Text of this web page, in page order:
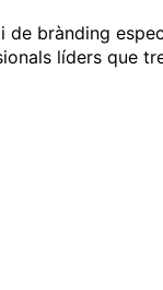
de brànding
líders que